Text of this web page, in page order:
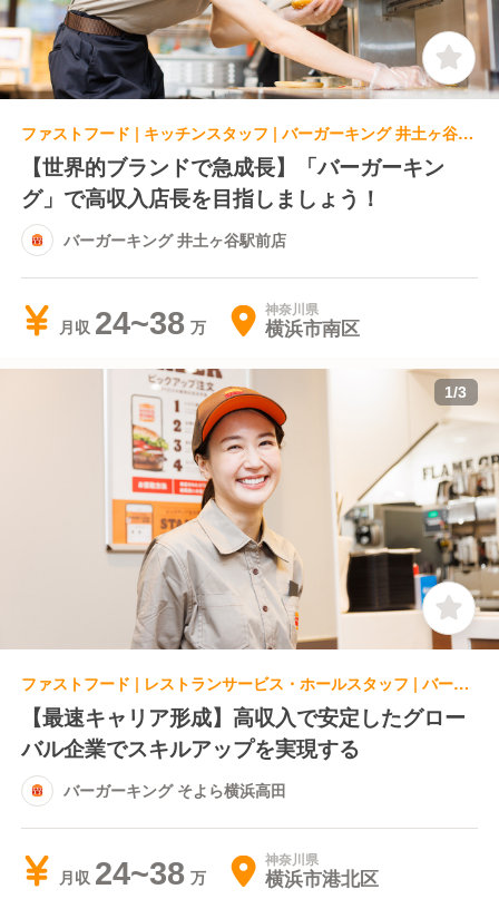
ファストフード | キッチンスタッフ | バーガーキング 井土ヶ谷駅前店
【世界的ブランドで急成長】「バーガーキン
グ」で高収入店長を目指しましょう！
バーガーキング 井土ヶ谷駅前店
月収 24~38 神奈川県
横浜市南区
1/3
ファストフード | レストランサービス・ホールスタッフ | バーガーキング そよら横浜高田
【最速キャリア形成】高収入で安定したグロー
バル企業でスキルアップを実現する
バーガーキング そよら横浜高田
月収 24~38 神奈川県
横浜市港北区